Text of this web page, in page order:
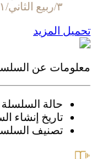
٣/ربيع الثاني/١٤٤١ الموافق ٣٠/نوفمبر/٢٠١٩
تحميل المزيد
معلومات عن
حالة السلسلة
تاريخ إنشاء
تصنيف